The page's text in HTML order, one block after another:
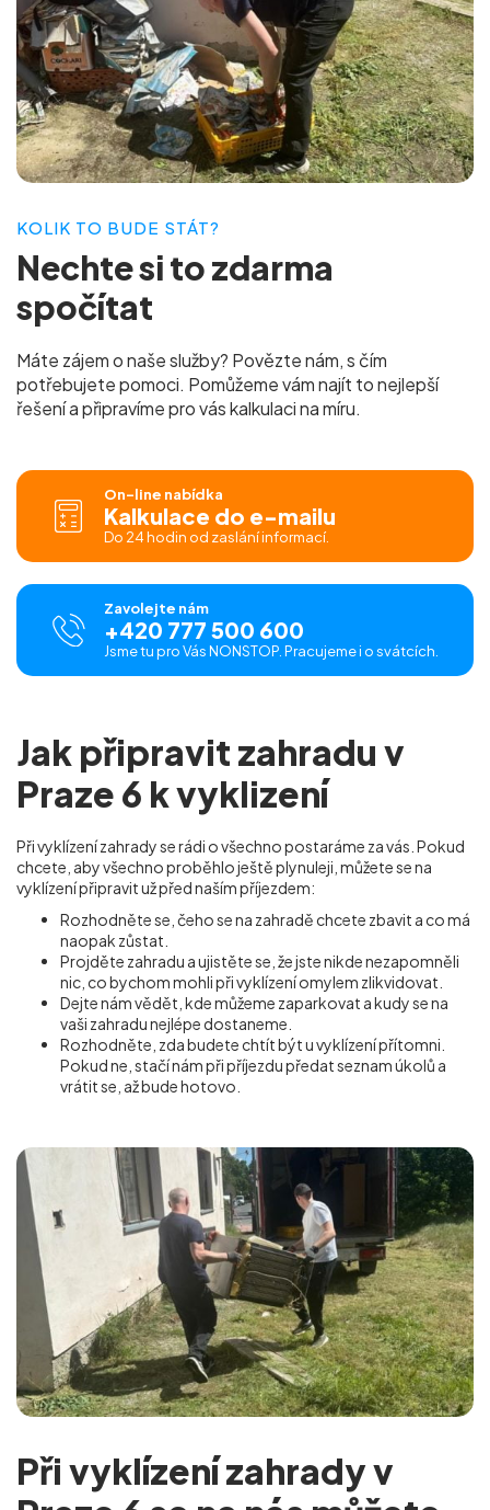
KOLIK TO BUDE STÁT?
Nechte si tozdarma
spočítat
Máte zájem o naše služby? Povězte nám, s čím
potřebujete pomoci. Pomůžeme vám najít to nejlepší
řešení a připravíme pro váskalkulaci na míru.
On-line nabídka
Kalkulace do e-mailu
Do 24 hodin od zaslání informací.
Zavolejte nám
+420 777 500 600
Jsme tu pro Vás NONSTOP. Pracujeme i o svátcích.
Jak připravit zahradu v
Praze 6 k vyklizení
Při vyklízení zahrady se rádi o všechno postaráme za vás. Pokud
chcete, aby všechno proběhlo ještě plynuleji, můžete se na
vyklízení připravit už před naším příjezdem:
Rozhodněte se, čeho se na zahradě chcete zbavit a co má
naopak zůstat.
Projděte zahradu a ujistěte se, že jste nikde nezapomněli
nic, co bychom mohli při vyklízení omylem zlikvidovat.
Dejte nám vědět, kde můžeme zaparkovat a kudy se na
vaši zahradu nejlépe dostaneme.
Rozhodněte, zda budete chtít být u vyklízení přítomni.
Pokud ne, stačí nám při příjezdu předat seznam úkolů a
vrátit se, až bude hotovo.
Při vyklízení zahrady v